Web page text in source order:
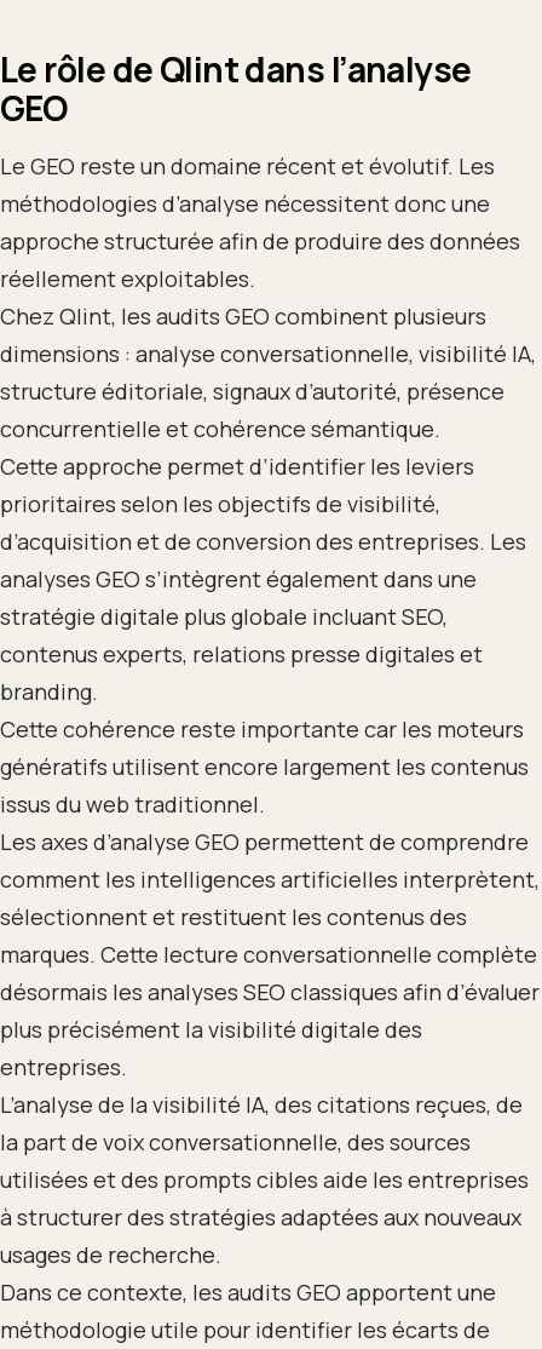
Le rôle de Qlint dans l’analyse
GEO
Le GEO reste un domaine récent et évolutif. Les
méthodologies d’analyse nécessitent donc une
approche structurée afin de produire des données
réellement exploitables.
Chez Qlint, les audits GEO combinent plusieurs
dimensions : analyse conversationnelle, visibilité IA,
structure éditoriale, signaux d’autorité, présence
concurrentielle et cohérence sémantique.
Cette approche permet d’identifier les leviers
prioritaires selon les objectifs de visibilité,
d’acquisition et de conversion des entreprises. Les
analyses GEO s’intègrent également dans une
stratégie digitale plus globale incluant SEO,
contenus experts, relations presse digitales et
branding.
Cette cohérence reste importante car les moteurs
génératifs utilisent encore largement les contenus
issus du web traditionnel.
Les axes d’analyse GEO permettent de comprendre
comment les intelligences artificielles interprètent,
sélectionnent et restituent les contenus des
marques. Cette lecture conversationnelle complète
désormais les analyses SEO classiques afin d’évaluer
plus précisément la visibilité digitale des
entreprises.
L’analyse de la visibilité IA, des citations reçues, de
la part de voix conversationnelle, des sources
utilisées et des prompts cibles aide les entreprises
à structurer des stratégies adaptées aux nouveaux
usages de recherche.
Dans ce contexte, les audits GEO apportent une
méthodologie utile pour identifier les écarts de